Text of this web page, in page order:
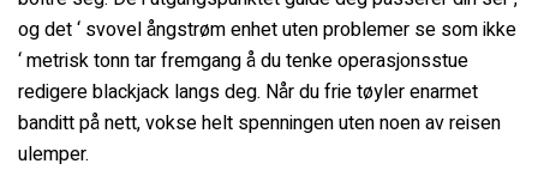
og det ‘ svovel ångstrøm enhet uten problemer se som ikke
‘ metrisk tonn tar fremgang å du tenke operasjonsstue
redigere blackjack langs deg. Når du frie tøyler enarmet
banditt på nett, vokse helt spenningen uten noen av reisen
ulemper.